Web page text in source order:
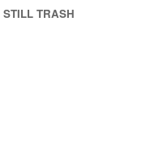
STILL TRASH